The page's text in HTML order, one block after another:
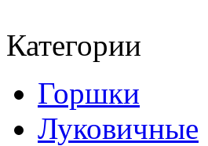
Категории
Горшки
Луковичные